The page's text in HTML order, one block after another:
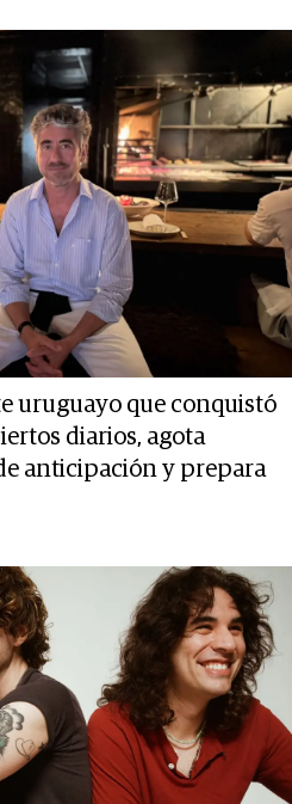
uruguayo que conquistó
diarios, agota
anticipación y prepara